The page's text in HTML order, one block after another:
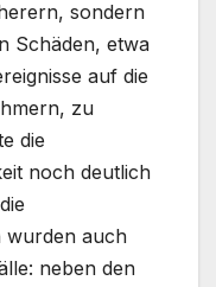
sondern
Schäden, etwa
auf die
zu
die
noch deutlich
wurden auch
neben den